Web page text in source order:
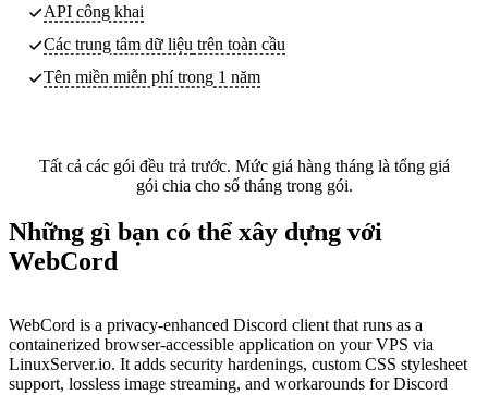
API công khai
Các trung tâm dữ liệu trên toàn cầu
Tên miền miễn phí trong 1 năm
Tất cả các gói đều trả trước. Mức giá hàng tháng là tổng giá
gói chia cho số tháng trong gói.
Những gì bạn có thể xây dựng với
WebCord
WebCord is a privacy-enhanced Discord client that runs as a
containerized browser-accessible application on your VPS via
LinuxServer.io. It adds security hardenings, custom CSS stylesheet
support, lossless image streaming, and workarounds for Discord